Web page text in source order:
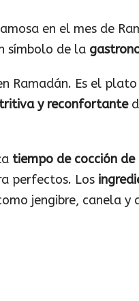
en el mes de
símbolo de la
Ramadán. Es el
y reconfortante
tiempo de cocción de
perfectos. Los
jengibre, canela y